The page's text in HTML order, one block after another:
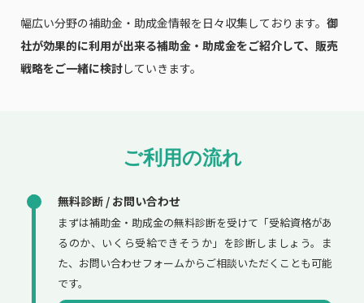
幅広い分野の補助金・助成金情報を日々収集しております。 御
社が効果的に利用が出来る補助金・助成金をご紹介して、販売
戦略をご一緒に検討していきます。
ご利用の流れ
無料診断 / お問い合わせ
まずは補助金・助成金の無料診断を受けて「受給資格があ
るのか、いくら受給できそうか」を診断しましょう。ま
た、お問い合わせフォームからご相談いただくことも可能
です。